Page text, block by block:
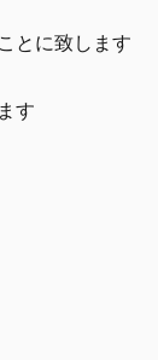
とに致します
す